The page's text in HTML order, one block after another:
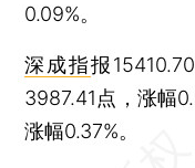
0.09%。
深成指报
3987.41点，涨幅
涨幅0.37%。